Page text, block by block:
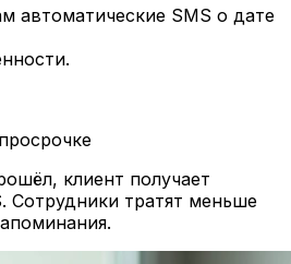
автоматические SMS о дате
клиент получает
Сотрудники тратят меньше